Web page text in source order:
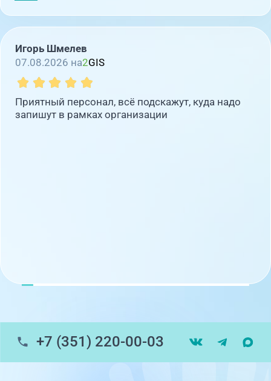
Игорь Шмелев
07.08.2026 на2GIS
Приятный персонал, всё подскажут, куда надо
запишут в рамках организации
+7 (351) 220-00-03